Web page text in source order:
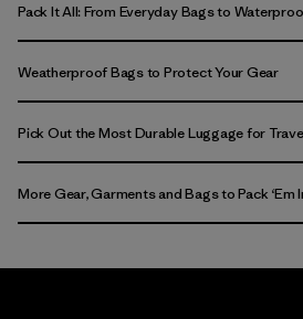
Pack It All: From Everyday Bags to
Weatherproof Bags to Protect Your Gear
Pick Out the Most Durable Luggage for
More Gear, Garments and Bags to Pack ‘Em